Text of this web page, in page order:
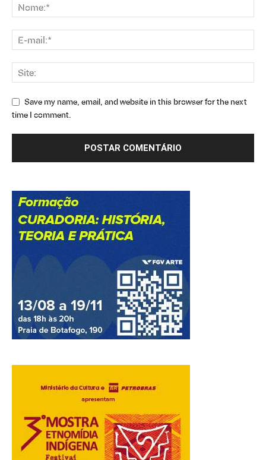
Save my name, email, and website in this browser for the next
time I comment.